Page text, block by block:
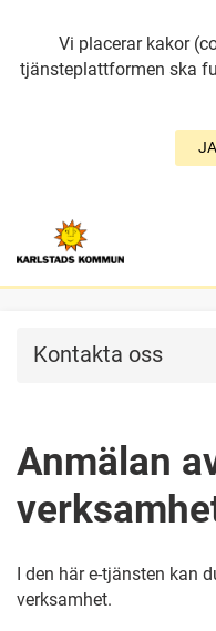
Vi placerar kakor
tjänsteplattformen ska
Kontakta oss
Anmälan
I den här e-tjänsten kan
verksamhet.